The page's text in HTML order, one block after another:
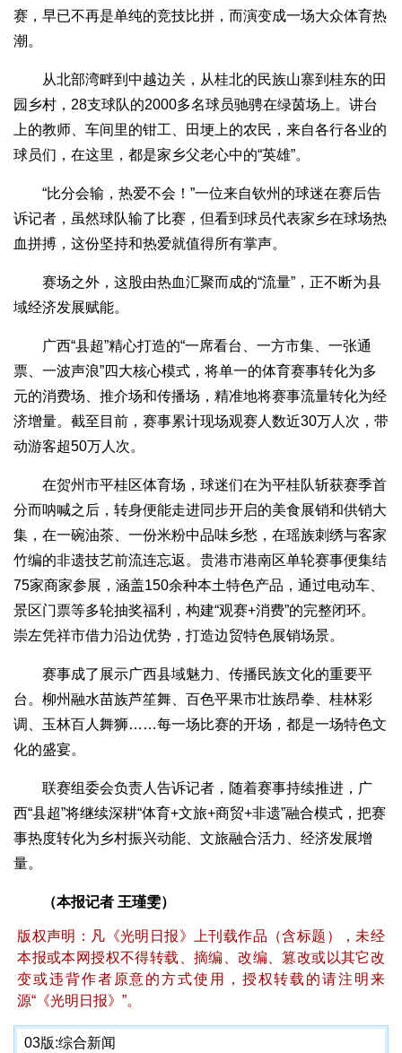
赛，早已不再是单纯的竞技比拼，而演变成一场大众体育热
潮。
从北部湾畔到中越边关，从桂北的民族山寨到桂东的田
园乡村，28支球队的2000多名球员驰骋在绿茵场上。讲台
上的教师、车间里的钳工、田埂上的农民，来自各行各业的
球员们，在这里，都是家乡父老心中的“英雄”。
“比分会输，热爱不会！”一位来自钦州的球迷在赛后告
诉记者，虽然球队输了比赛，但看到球员代表家乡在球场热
血拼搏，这份坚持和热爱就值得所有掌声。
赛场之外，这股由热血汇聚而成的“流量”，正不断为县
域经济发展赋能。
广西“县超”精心打造的“一席看台、一方市集、一张通
票、一波声浪”四大核心模式，将单一的体育赛事转化为多
元的消费场、推介场和传播场，精准地将赛事流量转化为经
济增量。截至目前，赛事累计现场观赛人数近30万人次，带
动游客超50万人次。
在贺州市平桂区体育场，球迷们在为平桂队斩获赛季首
分而呐喊之后，转身便能走进同步开启的美食展销和供销大
集，在一碗油茶、一份米粉中品味乡愁，在瑶族刺绣与客家
竹编的非遗技艺前流连忘返。贵港市港南区单轮赛事便集结
75家商家参展，涵盖150余种本土特色产品，通过电动车、
景区门票等多轮抽奖福利，构建“观赛+消费”的完整闭环。
崇左凭祥市借力沿边优势，打造边贸特色展销场景。
赛事成了展示广西县域魅力、传播民族文化的重要平
台。柳州融水苗族芦笙舞、百色平果市壮族昂拳、桂林彩
调、玉林百人舞狮……每一场比赛的开场，都是一场特色文
化的盛宴。
联赛组委会负责人告诉记者，随着赛事持续推进，广
西“县超”将继续深耕“体育+文旅+商贸+非遗”融合模式，把赛
事热度转化为乡村振兴动能、文旅融合活力、经济发展增
量。
（本报记者 王瑾雯）
版权声明：凡《光明日报》上刊载作品（含标题），未经
本报或本网授权不得转载、摘编、改编、篡改或以其它改
变或违背作者原意的方式使用，授权转载的请注明来
源“《光明日报》”。
03版:综合新闻